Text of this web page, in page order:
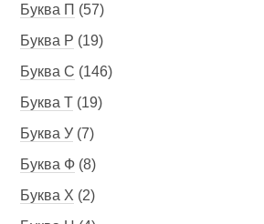
Буква П (57)
Буква Р (19)
Буква С (146)
Буква Т(19)
Буква У(7)
Буква Ф(8)
Буква Х (2)